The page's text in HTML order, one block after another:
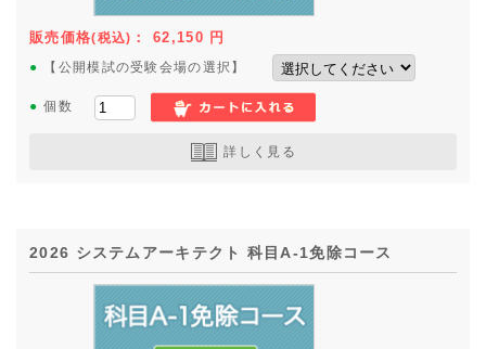
販売価格(税込) ：62,150 円
● 【公開模試の受験会場の選択】
● 個数
詳しく見る
2026 システムアーキテクト 科目A-1免除コース